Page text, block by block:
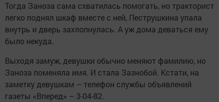
Тогда Заноза сама схватилась помогать, но тракторист
легко поднял шкаф вместе с ней, Пеструшкина упала
внутрь и дверь захлопнулась. А уж дома деваться ему
было некуда.
Выходя замуж, девушки обычно меняют фамилию, но
Заноза поменяла имя. И стала Зазнобой. Кстати, на
заметку девушкам – телефон службы объявлений
газеты «Вперед» – 3-04-82.